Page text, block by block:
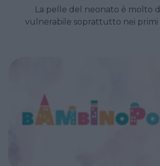
La pelle del neonato è molto
vulnerabile soprattutto nei primi